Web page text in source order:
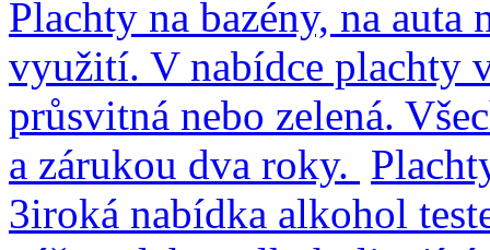
Plachty na bazény, na
využití. V nabídce plachty
průsvitná nebo zelená.
a zárukou dva roky.
3iroká nabídka alkohol